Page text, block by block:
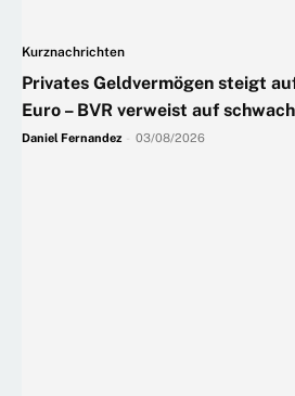
Kurznachrichten
Privates Geldvermögen steigt
Euro – BVR verweist auf
Daniel Fernandez 03/08/2026